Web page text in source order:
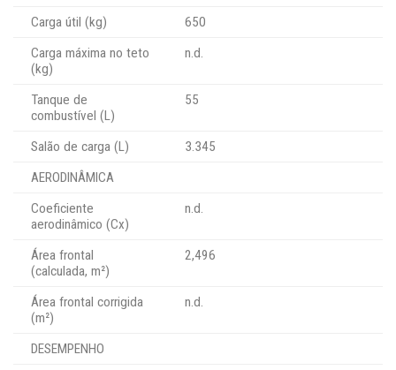
Carga útil (kg)
650
Carga máxima no teto
(kg)
n.d.
Tanque de
combustível (L)
55
Salão de carga (L)
3.345
AERODINÂMICA
Coeficiente
aerodinâmico (Cx)
n.d.
Área frontal
(calculada, m²)
2,496
Área frontal corrigida
(m²)
n.d.
DESEMPENHO